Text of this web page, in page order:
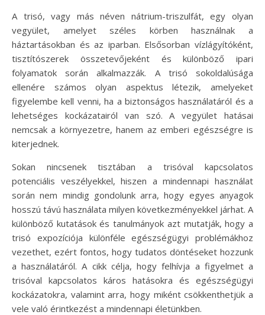
A trisó, vagy más néven nátrium-triszulfát, egy olyan
vegyület, amelyet széles körben használnak a
háztartásokban és az iparban. Elsősorban vízlágyítóként,
tisztítószerek összetevőjeként és különböző ipari
folyamatok során alkalmazzák. A trisó sokoldalúsága
ellenére számos olyan aspektus létezik, amelyeket
figyelembe kell venni, ha a biztonságos használatáról és a
lehetséges kockázatairól van szó. A vegyület hatásai
nemcsak a környezetre, hanem az emberi egészségre is
kiterjednek.
Sokan nincsenek tisztában a trisóval kapcsolatos
potenciális veszélyekkel, hiszen a mindennapi használat
során nem mindig gondolunk arra, hogy egyes anyagok
hosszú távú használata milyen következményekkel járhat. A
különböző kutatások és tanulmányok azt mutatják, hogy a
trisó expozíciója különféle egészségügyi problémákhoz
vezethet, ezért fontos, hogy tudatos döntéseket hozzunk
a használatáról. A cikk célja, hogy felhívja a figyelmet a
trisóval kapcsolatos káros hatásokra és egészségügyi
kockázatokra, valamint arra, hogy miként csökkenthetjük a
vele való érintkezést a mindennapi életünkben.